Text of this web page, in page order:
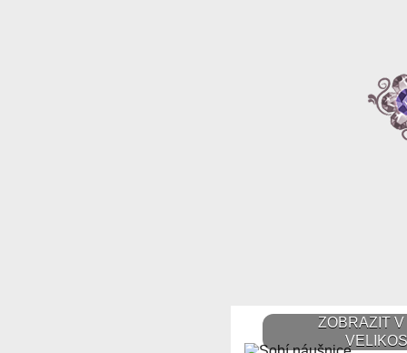
ZOBRAZIT